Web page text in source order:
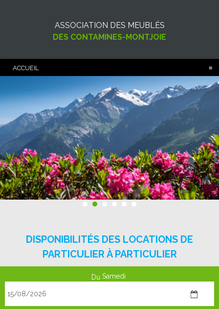
ASSOCIATION DES MEUBLÉS
DES CONTAMINES-MONTJOIE
ACCUEIL
DISPONIBILITÉS DES LOCATIONS DE
PARTICULIER À PARTICULIER
Du Samedi